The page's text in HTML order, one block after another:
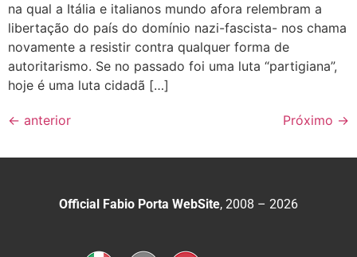
na qual a Itália e italianos mundo afora relembram a
libertação do país do domínio nazi-fascista- nos chama
novamente a resistir contra qualquer forma de
autoritarismo. Se no passado foi uma luta “partigiana”,
hoje é uma luta cidadã […]
← anterior Próximo →
Official Fabio Porta WebSite, 2008 – 2026